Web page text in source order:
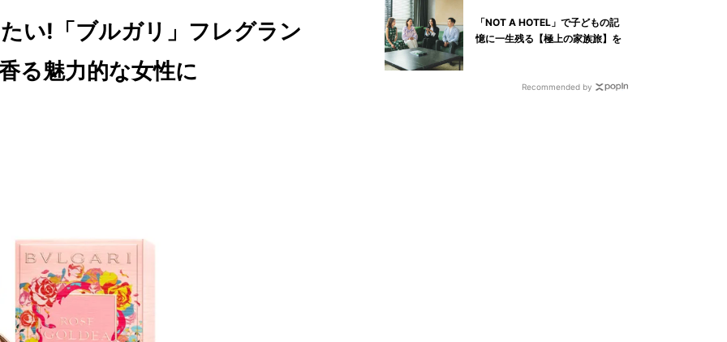
い!「ブルガリ」フレグラン
る魅力的な女性に
「NOT A HOTEL」で子どもの記
憶に一生残る【極上の家族旅】を
Recommended by